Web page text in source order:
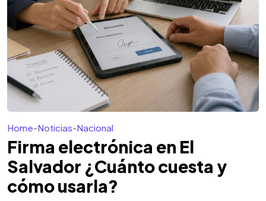
Home-Noticias-Nacional
Firma electrónica en El
Salvador ¿Cuánto cuesta y
cómo usarla?